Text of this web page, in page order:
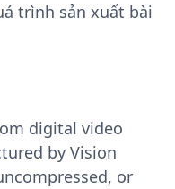
trình sản xuất bài
digital video
by Vision
or